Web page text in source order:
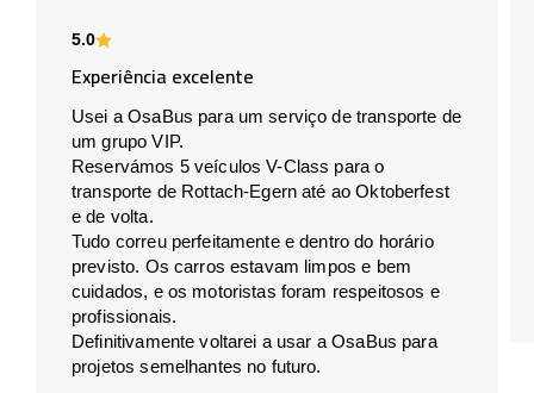
5.0
Experiência excelente
Usei a OsaBus para um serviço de transporte de
um grupo VIP.
Reservámos 5 veículos V-Class para o
transporte de Rottach-Egern até ao Oktoberfest
e de volta.
Tudo correu perfeitamente e dentro do horário
previsto. Os carros estavam limpos e bem
cuidados, e os motoristas foram respeitosos e
profissionais.
Definitivamente voltarei a usar a OsaBus para
projetos semelhantes no futuro.